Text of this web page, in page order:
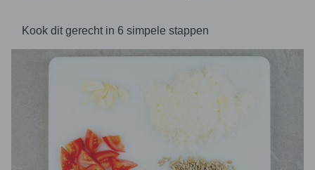
Kook dit gerecht in 6 simpele stappen